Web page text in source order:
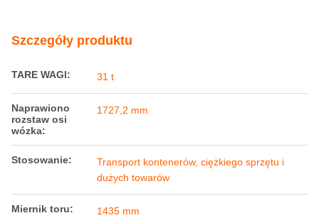
Szczegóły produktu
TARE WAGI: 31 t
Naprawiono
rozstaw osi
wózka:
1727,2 mm
Stosowanie:
Transport kontenerów, ciężkiego sprzętu i
dużych towarów
Miernik toru: 1435 mm